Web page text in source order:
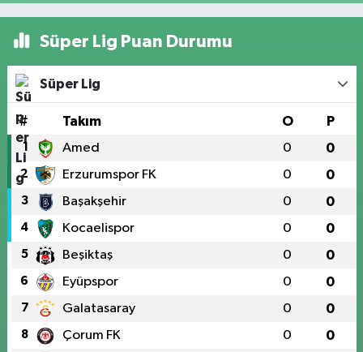
Süper Lig Puan Durumu
Süper Lig
# Takım O P
1 Amed 0 0
2 Erzurumspor FK 0 0
3 Başakşehir 0 0
4 Kocaelispor 0 0
5 Beşiktaş 0 0
6 Eyüpspor 0 0
7 Galatasaray 0 0
8 Çorum FK 0 0